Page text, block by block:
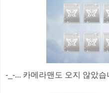
-_-... 카메라맨도 오지 않았습